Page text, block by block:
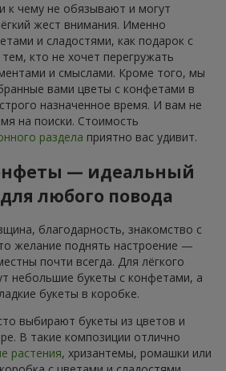
к чему не обязывают и могут
жест внимания. Именно
и сладостями, как подарок с
кто не хочет перегружать
и смыслами. Кроме того, мы
вами цветы с конфетами в
назначенное время. И вам не
на поиски. Стоимость
раздела приятно вас удивит.
— идеальный
любого повода
благодарность, знакомство с
желание поднять настроение —
почти всегда. Для лёгкого
небольшие букеты с конфетами, а
букеты в коробке.
выбирают букеты из цветов и
В такие композиции отлично
растения, хризантемы, ромашки или